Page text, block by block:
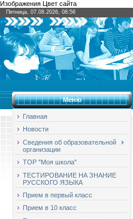
Изображения Цвет сайта
Пятница, 07.08.2026, 08:56
Меню
Главная
Новости
Сведения об образовательной
организации
ТОР "Моя школа"
ТЕСТИРОВАНИЕ НА ЗНАНИЕ
РУССКОГО ЯЗЫКА
Прием в первый класс
Прием в 10 класс